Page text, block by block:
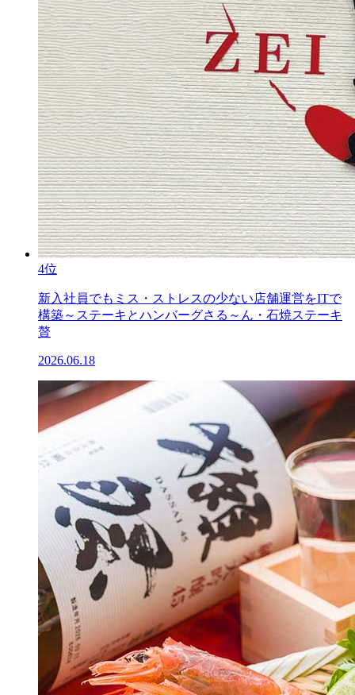
4位
新入社員でもミス・ストレスの少ない店舗運営をITで
構築～ステーキとハンバーグさる～ん・石焼ステーキ
贅
2026.06.18